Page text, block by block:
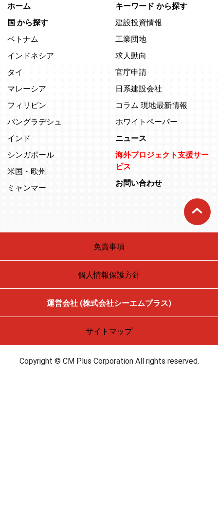
ホーム
国 から探す
ベトナム
インドネシア
タイ
マレーシア
フィリピン
バングラデシュ
インド
シンガポール
米国・欧州
ミャンマー
キーワード から探す
建設投資情報
工業団地
求人動向
官庁申請
日系建設会社
コラム 現地最新情報
ホワイトペーパー
ニュース
海外プロジェクト支援サー
ビス
お問い合わせ
免責事項
個人情報保護方針
運営会社 (株式会社シーエムプラス)
サイトマップ
Copyright © CM Plus Corporation All rights reserved.